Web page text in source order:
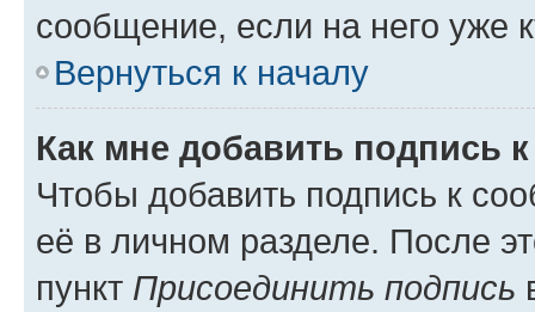
сообщение, если на него уже
Вернуться к началу
Как мне добавить подпись
Чтобы добавить подпись к
её в личном разделе. После
пункт Присоединить подпись